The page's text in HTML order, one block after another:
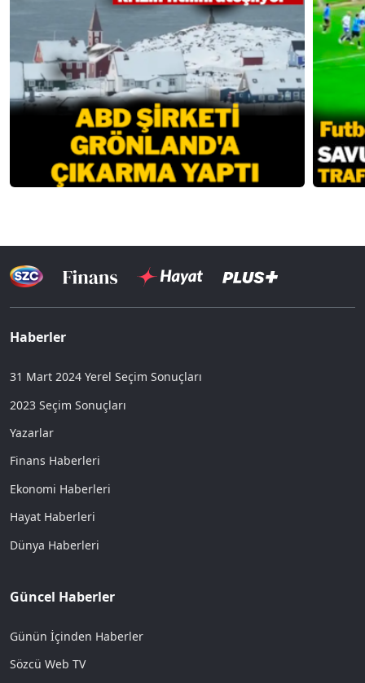
Haberler
31 Mart 2024 Yerel Seçim Sonuçları
2023 Seçim Sonuçları
Yazarlar
Finans Haberleri
Ekonomi Haberleri
Hayat Haberleri
Dünya Haberleri
Güncel Haberler
Günün İçinden Haberler
Sözcü Web TV